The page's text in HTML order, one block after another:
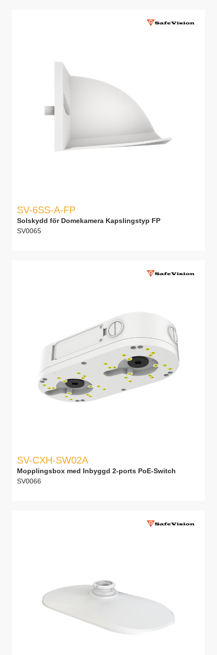
SV-6SS-A-FP
Solskydd för Domekamera Kapslingstyp FP
SV0065
SV-CXH-SW02A
Mopplingsbox med Inbyggd 2-ports PoE-Switch
SV0066